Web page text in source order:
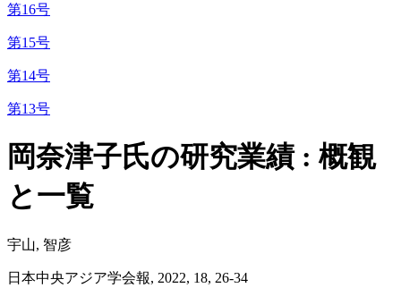
第16号
第15号
第14号
第13号
岡奈津子氏の研究業績 : 概観
と一覧
宇山, 智彦
日本中央アジア学会報, 2022, 18, 26-34